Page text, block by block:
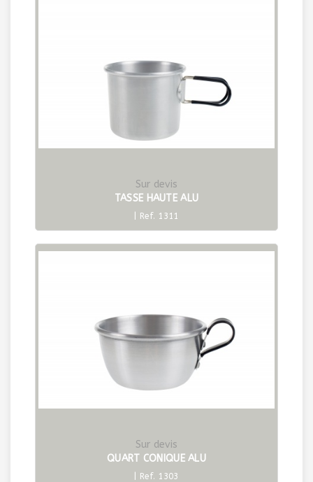
Sur devis
TASSE HAUTE ALU
| Ref. 1311
Sur devis
QUART CONIQUE ALU
| Ref. 1303